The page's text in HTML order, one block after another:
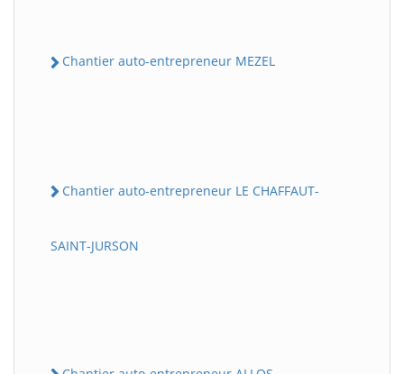
Chantier auto-entrepreneur MEZEL
Chantier auto-entrepreneur LE CHAFFAUT-
SAINT-JURSON